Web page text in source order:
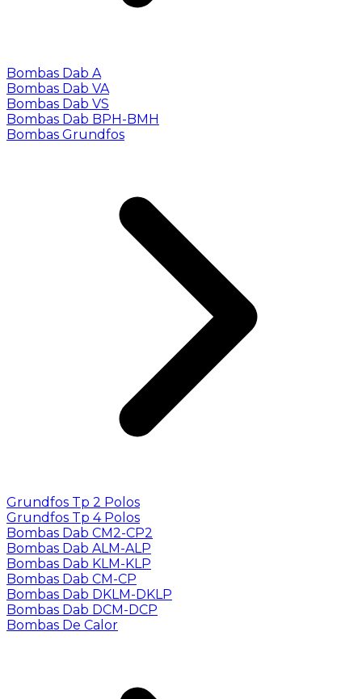
Bombas Dab A
Bombas Dab VA
Bombas Dab VS
Bombas Dab BPH-BMH
Bombas Grundfos
Grundfos Tp 2 Polos
Grundfos Tp 4 Polos
Bombas Dab CM2-CP2
Bombas Dab ALM-ALP
Bombas Dab KLM-KLP
Bombas Dab CM-CP
Bombas Dab DKLM-DKLP
Bombas Dab DCM-DCP
Bombas De Calor